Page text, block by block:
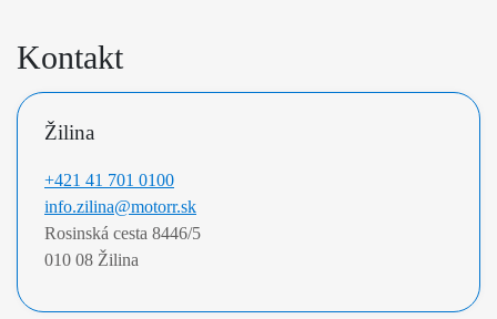
Kontakt
Žilina
+421 41 701 0100
info.zilina@motorr.sk
Rosinská cesta 8446/5
010 08 Žilina